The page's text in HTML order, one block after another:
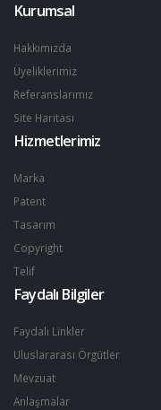
Kurumsal
Hakkımızda
Üyeliklerimiz
Referanslarımız
Site Haritası
Hizmetlerimiz
Marka
Patent
Tasarım
Copyright
Telif
Faydalı Bilgiler
Faydalı Linkler
Uluslararası Örgütler
Mevzuat
Anlaşmalar